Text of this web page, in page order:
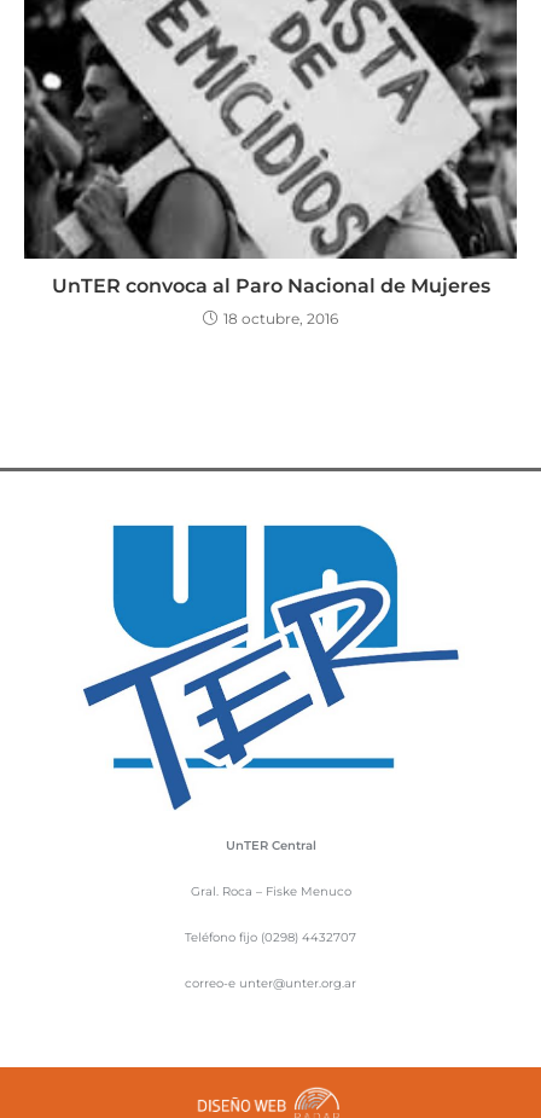
UnTER convoca al Paro Nacional de Mujeres
18 octubre, 2016
UnTER Central
Gral. Roca – Fiske Menuco
Teléfono fijo (0298) 4432707
correo-e unter@unter.org.ar